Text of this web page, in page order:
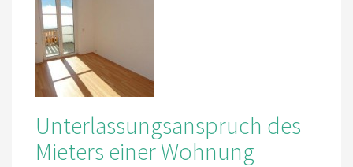
Unterlassungsanspruch des
Mieters einer Wohnung